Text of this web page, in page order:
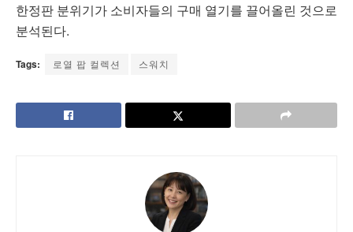
한정판 분위기가 소비자들의 구매 열기를 끌어올린 것으로
분석된다.
Tags: 로열 팝 컬렉션 스워치